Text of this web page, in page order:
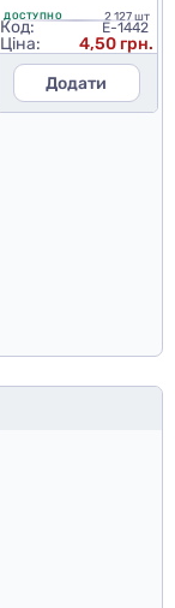
ДОСТУПНО 2 127 шт
Код: E-1442
Ціна:
4,50 грн.
Додати